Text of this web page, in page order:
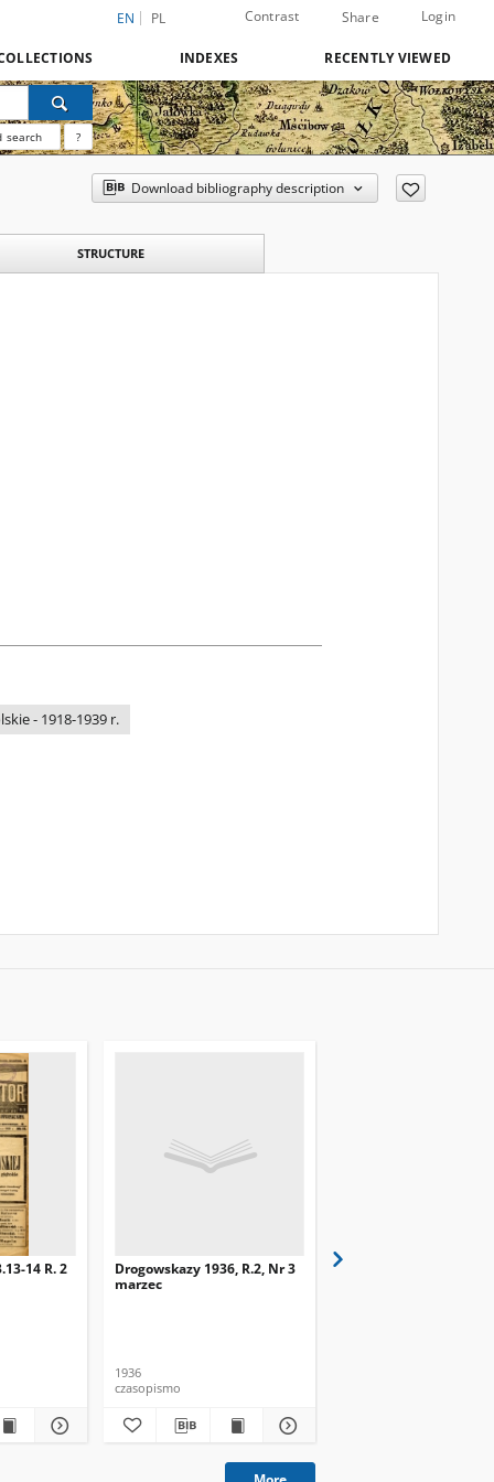
EN PL Contrast Share Login
INDEXES RECENTLY VIEWED
search ?
Download bibliography description
STRUCTURE
- 1918-1939 r.
14 R. 2
Drogowskazy 1936, R.2, Nr 3
marzec
1936
czasopismo